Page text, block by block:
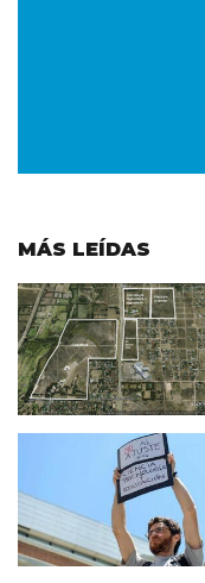
MÁS LEÍDAS
Imagen